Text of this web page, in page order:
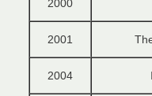
pályázat 2026
2000
2001
2004